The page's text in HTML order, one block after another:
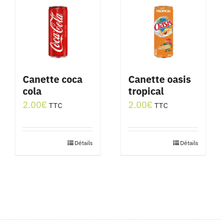
Canette coca
cola
2.00€ TTC
Détails
Canette oasis
tropical
2.00€ TTC
Détails